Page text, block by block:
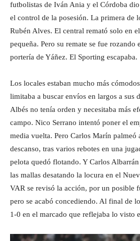
futbolistas de Iván Ania y el Córdoba
el control de la posesión. La primera de
Rubén Alves. El central remató solo en
pequeña. Pero su remate se fue rozando
portería de Yáñez. El Sporting escapaba.
Los locales estaban mucho más
limitaba a buscar envíos en largos a sus
Albés no tenía orden y necesitaba más
campo. Nico Serrano intentó poner el
media vuelta. Pero Carlos Marín palmeó
descanso, tras varios rebotes en una
pelota quedó flotando. Y Carlos
las mallas desatando la locura en el
VAR se revisó la acción, por un posible
pero se acabó concediendo. Al final de
1-0 en el marcado que reflejaba lo visto